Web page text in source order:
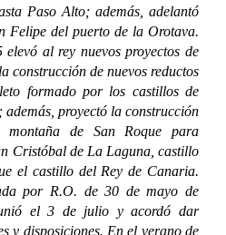
Paso Alto; además, adelantó
Felipe del puerto de la Orotava.
al rey nuevos proyectos de
construcción de nuevos reductos
formado por los castillos de
proyectó la construcción
de San Roque para
Cristóbal de La Laguna, castillo
el castillo del Rey de Canaria.
por R.O. de 30 de mayo de
el 3 de julio y acordó dar
y disposiciones. En el verano de